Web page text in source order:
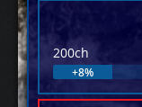
200ch
+8%